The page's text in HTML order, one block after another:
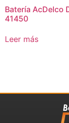
Batería AcDelco
41450
Leer más